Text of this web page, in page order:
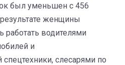
был уменьшен с 456
женщины
работать водителями
и
спецтехники, слесарями по